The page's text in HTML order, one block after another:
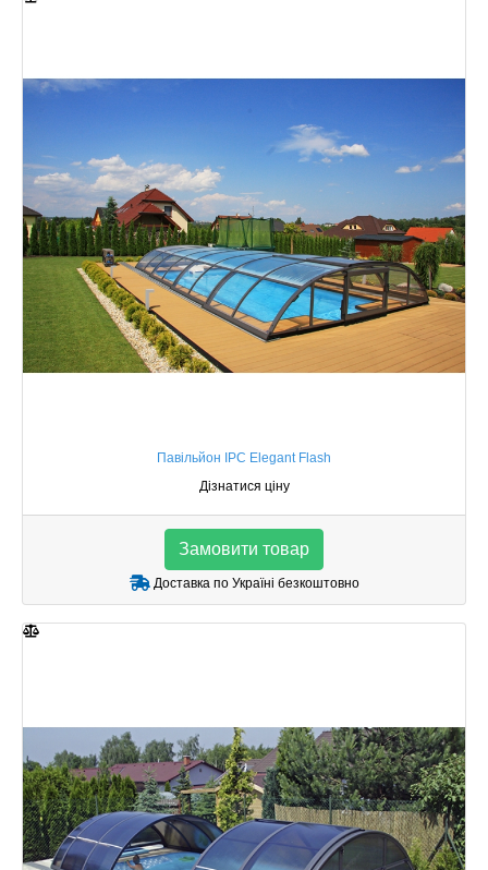
Павільйон IPC Elegant Flash
Дізнатися ціну
Замовити товар
Доставка по Україні безкоштовно